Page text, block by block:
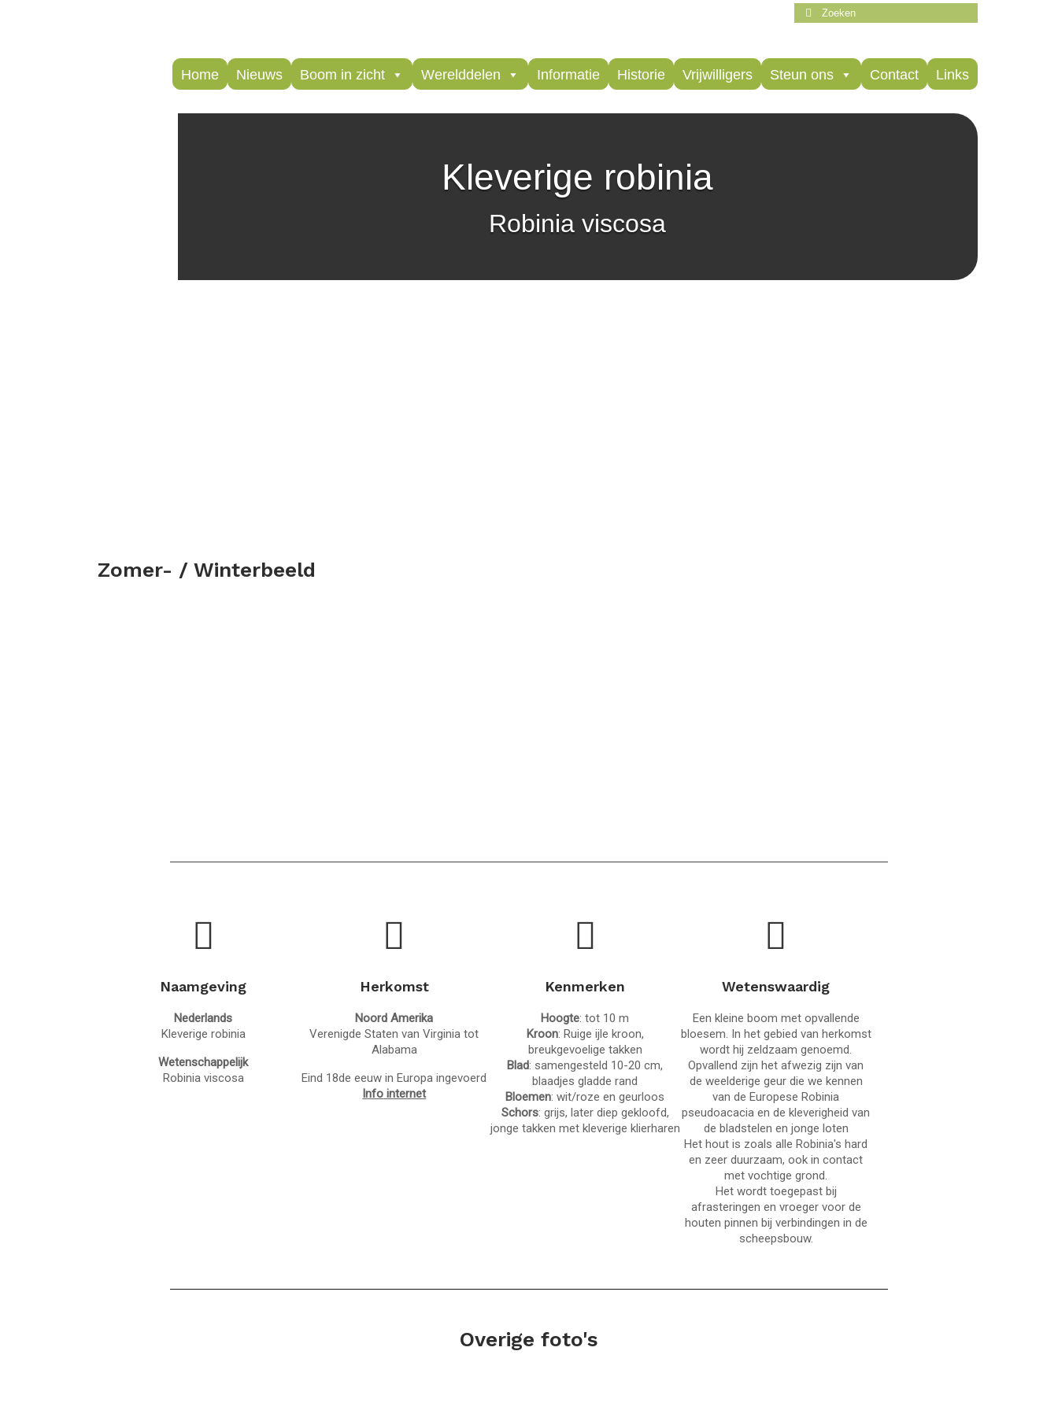
Zoeken
naar:
Home Nieuws Boom in zicht Werelddelen Informatie Historie Vrijwilligers Steun ons Contact Links
Kleverige robinia
Robinia viscosa
Zomer- / Winterbeeld
Naamgeving
Nederlands
Kleverige robinia
Wetenschappelijk
Robinia viscosa
Herkomst
Noord Amerika
Verenigde Staten van Virginia tot
Alabama
Eind 18de eeuw in Europa ingevoerd
Info internet
Kenmerken
Hoogte: tot 10 m
Kroon: Ruige ijle kroon,
breukgevoelige takken
Blad: samengesteld 10-20 cm,
blaadjes gladde rand
Bloemen: wit/roze en geurloos
Schors: grijs, later diep gekloofd,
jonge takken met kleverige klierharen
Wetenswaardig
Een kleine boom met opvallende
bloesem. In het gebied van herkomst
wordt hij zeldzaam genoemd.
Opvallend zijn het afwezig zijn van
de weelderige geur die we kennen
van de Europese Robinia
pseudoacacia en de kleverigheid van
de bladstelen en jonge loten
Het hout is zoals alle Robinia's hard
en zeer duurzaam, ook in contact
met vochtige grond.
Het wordt toegepast bij
afrasteringen en vroeger voor de
houten pinnen bij verbindingen in de
scheepsbouw.
Overige foto's